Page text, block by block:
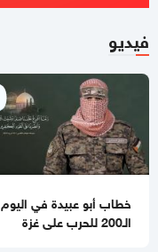
فيديو
خطاب أبو عبيدة في اليوم
الـ200 للحرب على غزة